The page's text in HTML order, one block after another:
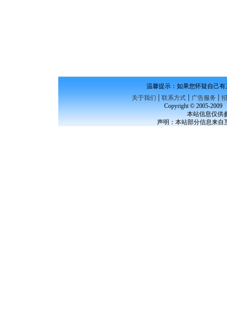
温馨提示：如果您怀疑自己
关于我们 | 联系方式| 广告服务 |
Copyright © 2005-
本站信息仅供
声明：本站部分信息来自